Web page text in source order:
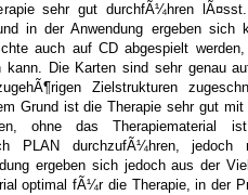
sehr gut durchfÃ¼hren
in der Anwendung ergeben sich
auch auf CD abgespielt werden,
kann. Die Karten sind sehr genau
Zielstrukturen
Grund ist die Therapie sehr gut mit
ohne das Therapiematerial
PLAN durchzufÃ¼hren, jedoch
ergeben sich jedoch aus der
optimal fÃ¼r die Therapie, in der